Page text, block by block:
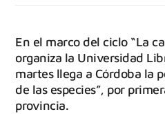
En el marco del ciclo “La
organiza la Universidad
martes llega a Córdoba la
de las especies”, por
provincia.